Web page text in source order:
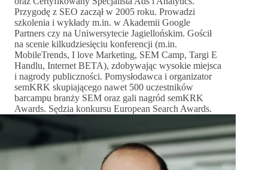
Przygodę z SEO zaczął w 2005 roku. Prowadzi
szkolenia i wykłady m.in. w Akademii Google
Partners czy na Uniwersytecie Jagiellońskim. Gościł
na scenie kilkudziesięciu konferencji (m.in.
MobileTrends, I love Marketing, SEM Camp, Targi E
Handlu, Internet BETA), zdobywając wysokie miejsca
i nagrody publiczności. Pomysłodawca i organizator
semKRK skupiającego nawet 500 uczestników
barcampu branży SEM oraz gali nagród semKRK
Awards. Sędzia konkursu European Search Awards.